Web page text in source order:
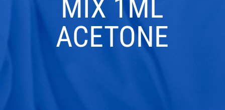
MIX 1ML
ACETONE